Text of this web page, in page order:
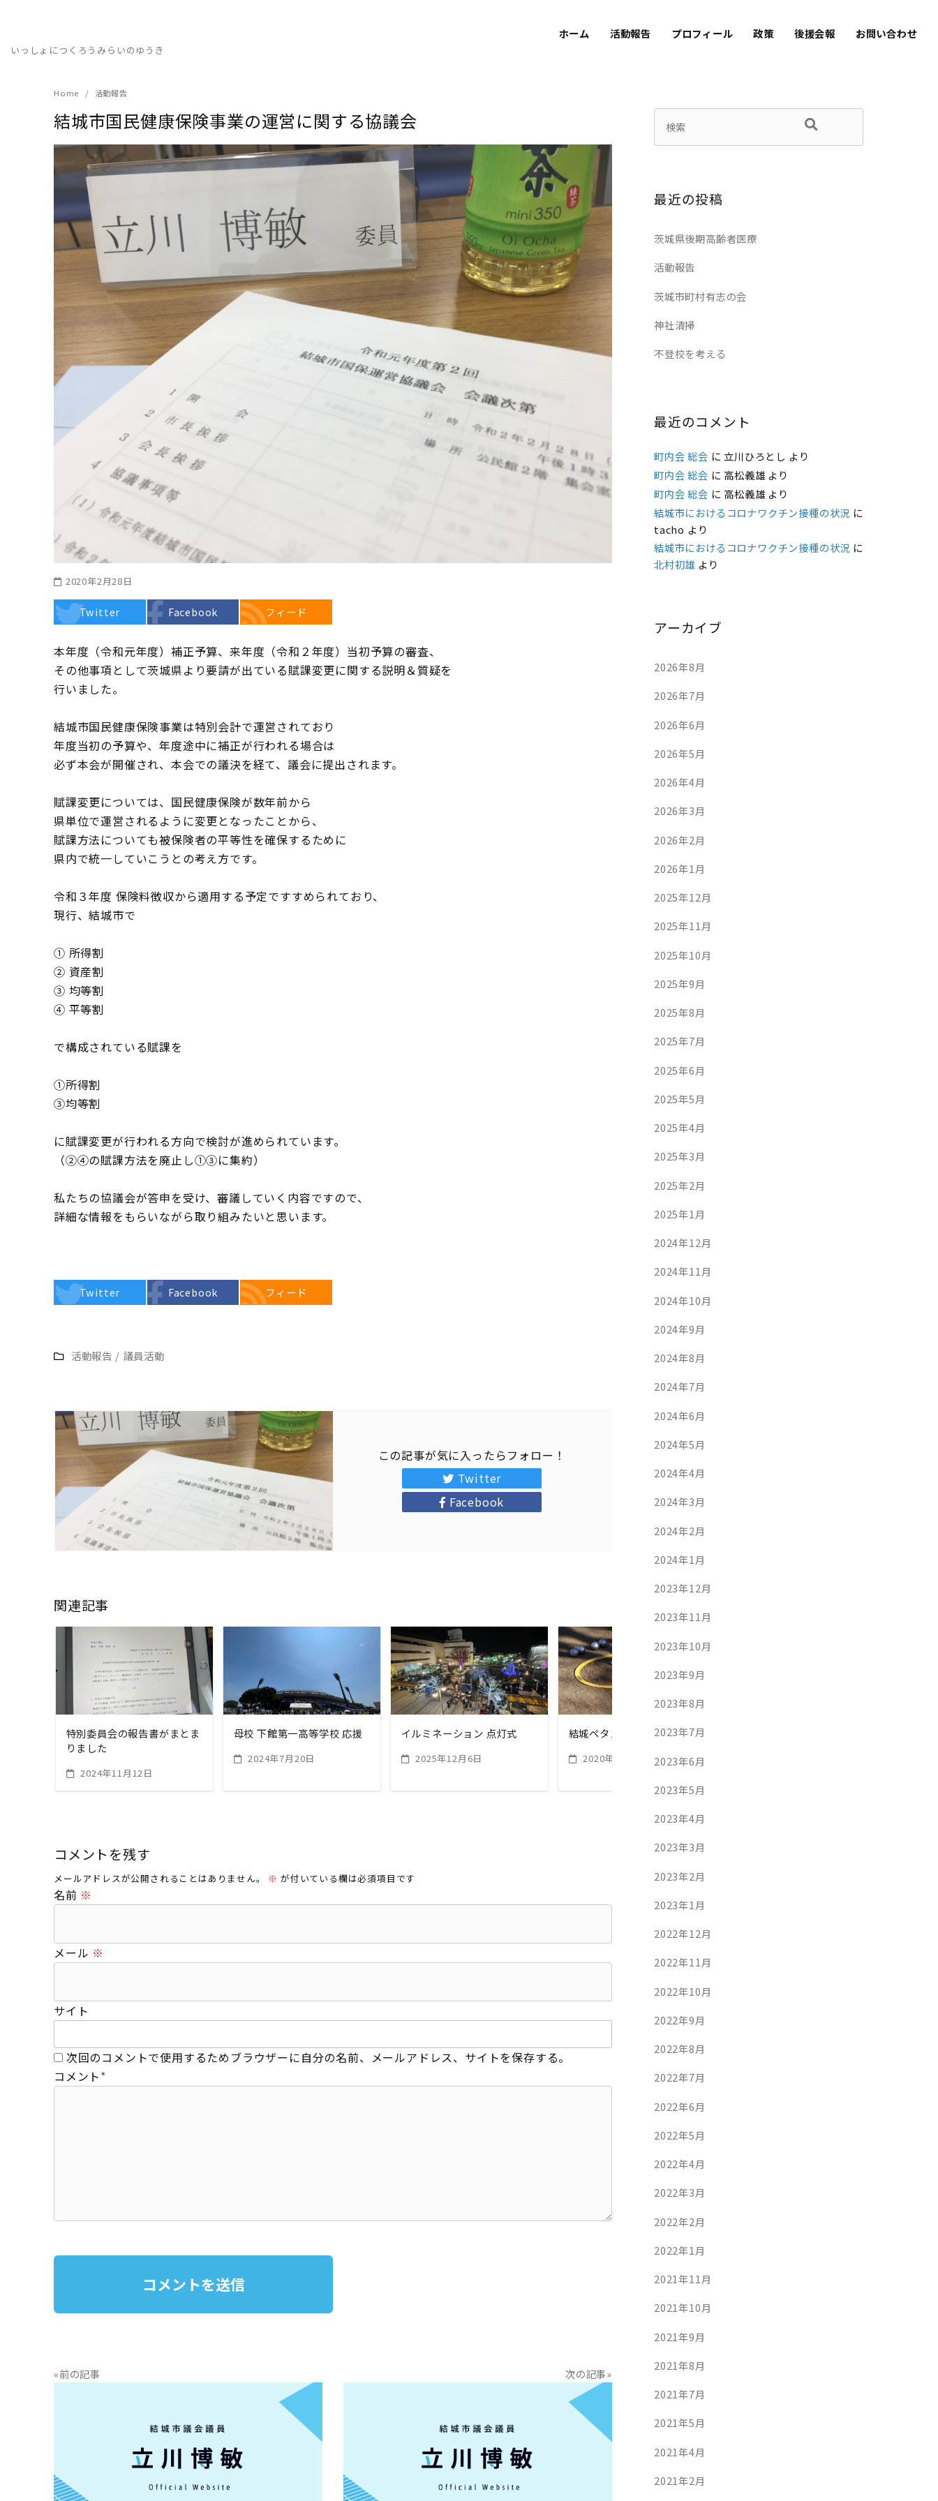
content
いっしょにつくろうみらいのゆうき
ホーム 活動報告 プロフィール 政策 後援会報 お問い合わせ
Home 活動報告
結城市国民健康保険事業の運営に関する協議会
2020年2月28日
Twitter Facebook フィード
本年度（令和元年度）補正予算、来年度（令和２年度）当初予算の審査、
その他事項として茨城県より要請が出ている賦課変更に関する説明＆質疑を
行いました。
結城市国民健康保険事業は特別会計で運営されており
年度当初の予算や、年度途中に補正が行われる場合は
必ず本会が開催され、本会での議決を経て、議会に提出されます。
賦課変更については、国民健康保険が数年前から
県単位で運営されるように変更となったことから、
賦課方法についても被保険者の平等性を確保するために
県内で統一していこうとの考え方です。
令和３年度 保険料徴収から適用する予定ですすめられており、
現行、結城市で
① 所得割
② 資産割
③ 均等割
④ 平等割
で構成されている賦課を
①所得割
③均等割
に賦課変更が行われる方向で検討が進められています。
（②④の賦課方法を廃止し①③に集約）
私たちの協議会が答申を受け、審議していく内容ですので、
詳細な情報をもらいながら取り組みたいと思います。
Twitter Facebook フィード
活動報告 / 議員活動
この記事が気に入ったらフォロー！
Twitter
Facebook
関連記事
READ MORE
特別委員会の報告書がまとま
りました
2024年11月12日
READ MORE
母校 下館第一高等学校 応援
2024年7月20日
READ MORE
イルミネーション 点灯式
2025年12月6日
READ MORE
結城ペタンク協会 総会
2020年1月19日
コメントを残す
メールアドレスが公開されることはありません。 ※ が付いている欄は必須項目です
名前 ※
メール ※
サイト
次回のコメントで使用するためブラウザーに自分の名前、メールアドレス、サイトを保存する。
コメント*
«前の記事
READ MORE
次の記事»
READ MORE
最近の投稿
茨城県後期高齢者医療
活動報告
茨城市町村有志の会
神社清掃
不登校を考える
最近のコメント
町内会 総会 に 立川ひろとし より
町内会 総会 に 高松義雄より
町内会 総会 に 高松義雄より
結城市におけるコロナワクチン接種の状況 に
tacho より
結城市におけるコロナワクチン接種の状況 に
北村初雄 より
アーカイブ
2026年8月
2026年7月
2026年6月
2026年5月
2026年4月
2026年3月
2026年2月
2026年1月
2025年12月
2025年11月
2025年10月
2025年9月
2025年8月
2025年7月
2025年6月
2025年5月
2025年4月
2025年3月
2025年2月
2025年1月
2024年12月
2024年11月
2024年10月
2024年9月
2024年8月
2024年7月
2024年6月
2024年5月
2024年4月
2024年3月
2024年2月
2024年1月
2023年12月
2023年11月
2023年10月
2023年9月
2023年8月
2023年7月
2023年6月
2023年5月
2023年4月
2023年3月
2023年2月
2023年1月
2022年12月
2022年11月
2022年10月
2022年9月
2022年8月
2022年7月
2022年6月
2022年5月
2022年4月
2022年3月
2022年2月
2022年1月
2021年11月
2021年10月
2021年9月
2021年8月
2021年7月
2021年5月
2021年4月
2021年2月